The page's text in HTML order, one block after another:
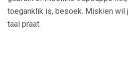
toeganklik is, besoek. Miskien wil
taal praat.